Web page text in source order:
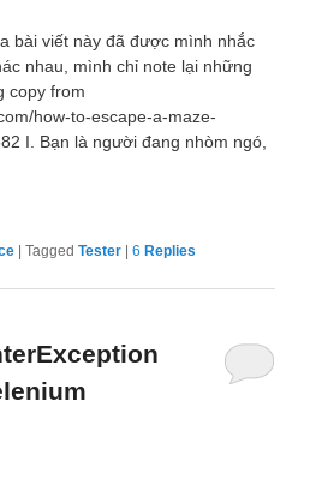
bài viết này đã được mình nhắc
nhau, mình chỉ note lại những
copy from
how-to-escape-a-maze-
I. Bạn là người đang nhòm ngó,
|Tagged Tester |6 Replies